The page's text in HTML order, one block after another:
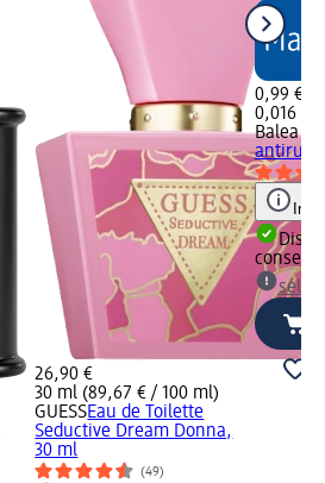
26,90 €
30 ml (89,67 € / 100 ml)
GUESSEau de Toilette
Seductive Dream Donna,
30 ml
(49)
0,99 €
0,016 l
Balea